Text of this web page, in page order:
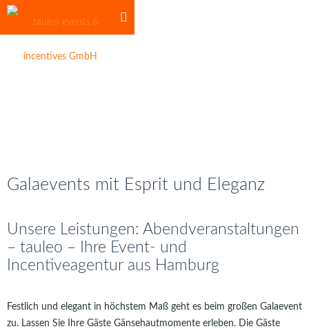
Galaevents mit Esprit und Eleganz
Unsere Leistungen: Abendveranstaltungen
– tauleo – Ihre Event- und
Incentiveagentur aus Hamburg
Festlich und elegant in höchstem Maß geht es beim großen Galaevent
zu. Lassen Sie Ihre Gäste Gänsehautmomente erleben. Die Gäste